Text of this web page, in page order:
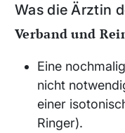
Was die Ärztin
Verband und
Eine
nicht
einer
Ringer).